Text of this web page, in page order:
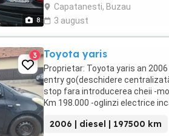
8
Capatanesti, Buzau
3 august
3 Toyota yaris
Proprietar: Toyota yaris an
entry go(deschidere
stop fara introducerea cheii -
Km 198.000 -oglinzi electrice
2006 | diesel | 197500 km